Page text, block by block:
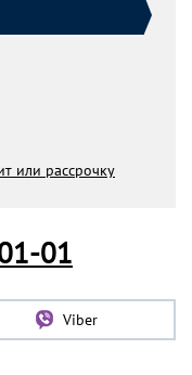
или рассрочку
01
Viber